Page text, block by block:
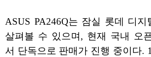
ASUS PA246Q는 잠실 롯데 디지
살펴볼 수 있으며, 현재 국내 오
서 단독으로 판매가 진행 중이다.